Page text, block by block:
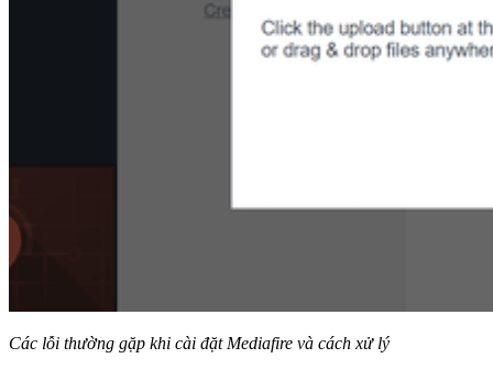
Các lỗi thường gặp khi cài đặt Mediafire và cách xử lý